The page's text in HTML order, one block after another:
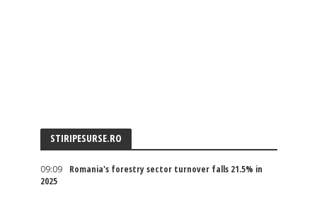
STIRIPESURSE.RO
09:09
Romania's forestry sector turnover falls 21.5% in
2025